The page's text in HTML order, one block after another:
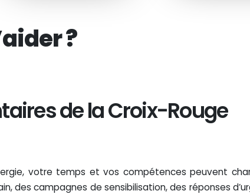
?
de la Croix-Rouge
votre temps et vos compétences peuvent
des campagnes de sensibilisation, des réponses